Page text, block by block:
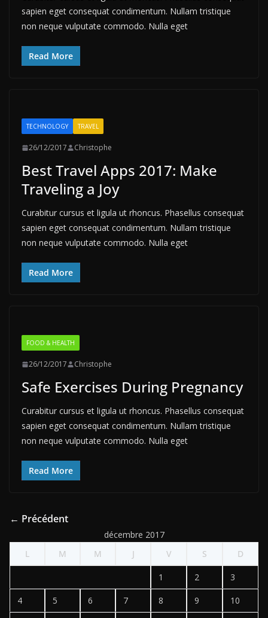
sapien eget consequat condimentum. Nullam tristique
non neque vulputate commodo. Nulla eget
Read More
TECHNOLOGY TRAVEL
26/12/2017 Christophe
Best Travel Apps 2017: Make
Traveling a Joy
Curabitur cursus et ligula ut rhoncus. Phasellus consequat
sapien eget consequat condimentum. Nullam tristique
non neque vulputate commodo. Nulla eget
Read More
FOOD & HEALTH
26/12/2017 Christophe
Safe Exercises During Pregnancy
Curabitur cursus et ligula ut rhoncus. Phasellus consequat
sapien eget consequat condimentum. Nullam tristique
non neque vulputate commodo. Nulla eget
Read More
← Précédent
décembre 2017
L
M M J V S D
1 2 3
4 5 6 7 8 9 10